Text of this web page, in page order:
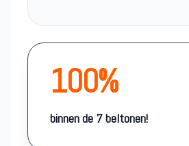
100%
binnen de 7 beltonen!